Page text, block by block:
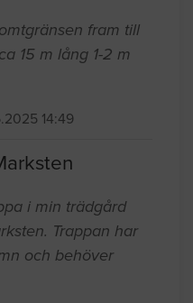
fram till
15 m lång 1-2 m
14:49
i min trädgård
Trappan har
och behöver